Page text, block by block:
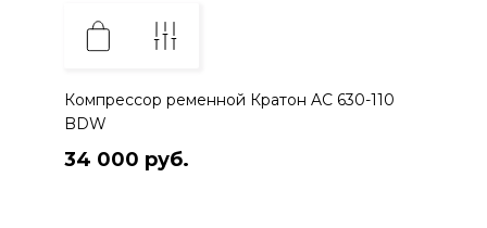
Компрессор ременной Кратон AC 630-110
BDW
34 000 руб.